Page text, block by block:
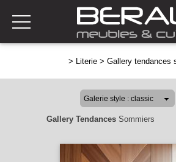
> Literie > Gallery tendances
Gallery Tendances Sommiers